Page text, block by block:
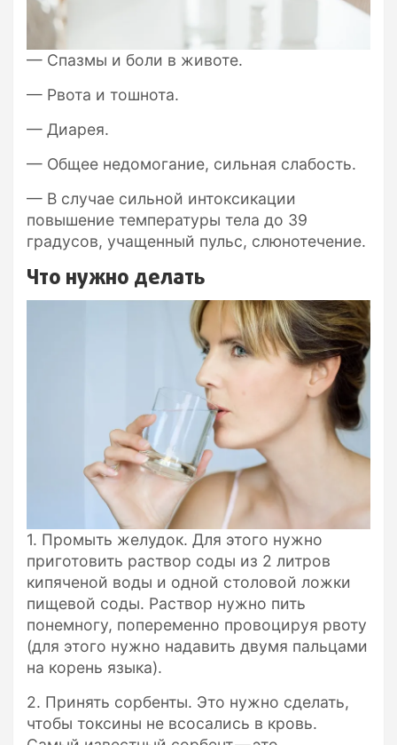
— Спазмы и боли в животе.
— Рвота и тошнота.
— Диарея.
— Общее недомогание, сильная слабость.
— В случае сильной интоксикации
повышение температуры тела до 39
градусов, учащенный пульс, слюнотечение.
Что нужно делать
1. Промыть желудок. Для этого нужно
приготовить раствор соды из 2 литров
кипяченой воды и одной столовой ложки
пищевой соды. Раствор нужно пить
понемногу, попеременно провоцируя рвоту
(для этого нужно надавить двумя пальцами
на корень языка).
2. Принять сорбенты. Это нужно сделать,
чтобы токсины не всосались в кровь.